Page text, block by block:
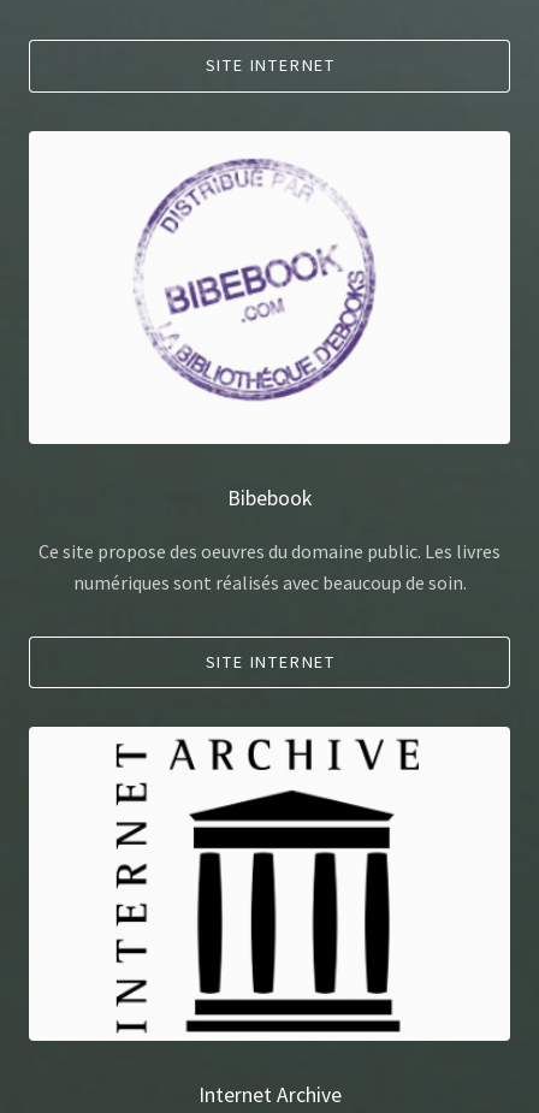
SITE INTERNET
Bibebook
Ce site propose des oeuvres du domaine public. Les livres
numériques sont réalisés avec beaucoup de soin.
SITE INTERNET
Internet Archive